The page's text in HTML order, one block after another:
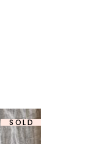
SOLD